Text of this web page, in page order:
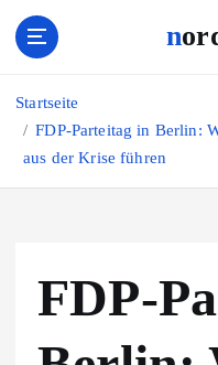
l
Startseite
FDP-Parteitag in Berlin:
aus der Krise führen
FDP-